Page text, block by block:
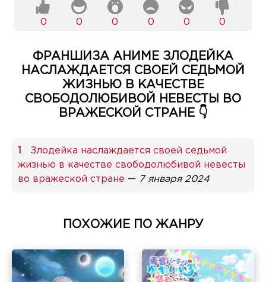
0 0 0 0 0 0
ФРАНШИЗА АНИМЕ ЗЛОДЕЙКА
НАСЛАЖДАЕТСЯ СВОЕЙ СЕДЬМОЙ
ЖИЗНЬЮ В КАЧЕСТВЕ
СВОБОДОЛЮБИВОЙ НЕВЕСТЫ ВО
ВРАЖЕСКОЙ СТРАНЕ 👇
Злодейка наслаждается своей седьмой
жизнью в качестве свободолюбивой невесты
во вражеской стране — 7 января 2024
ПОХОЖИЕ ПО ЖАНРУ